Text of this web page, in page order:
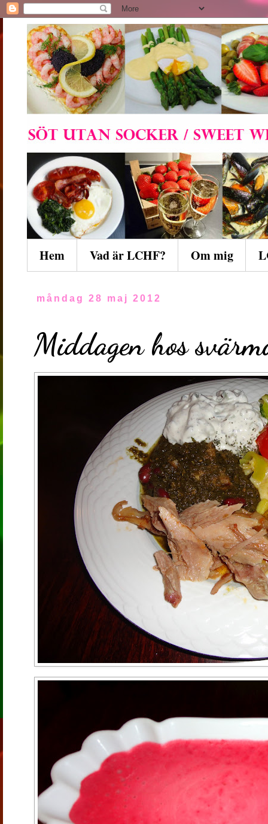
Hem Vad är LCHF? Om mig
måndag 28 maj 2012
Middagen hos